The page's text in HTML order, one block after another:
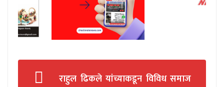
राहुल ढिकले यांच्याकडून विविध समाज